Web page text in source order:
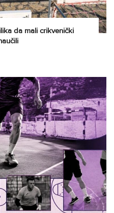
da mali crikvenički